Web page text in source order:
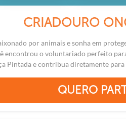
CRIADOURO
por animais e sonha em
encontrou o voluntariado perfeito
Pintada e contribua diretamente para
QUERO